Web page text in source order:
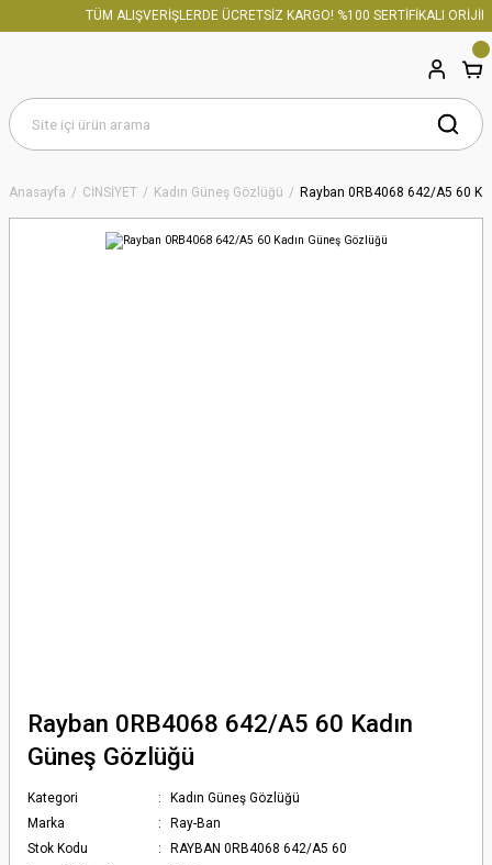
TÜM ALIŞVERİŞLERDE ÜCRETSİZ KARGO! %100 SERTİFİKALI
Anasayfa CİNSİYET Kadın Güneş Gözlüğü Rayban 0RB4068 642/A5 60
Rayban 0RB4068 642/A5 60 Kadın
Güneş Gözlüğü
Kategori
Kadın Güneş Gözlüğü
Marka
Ray-Ban
Stok Kodu
RAYBAN 0RB4068 642/A5 60